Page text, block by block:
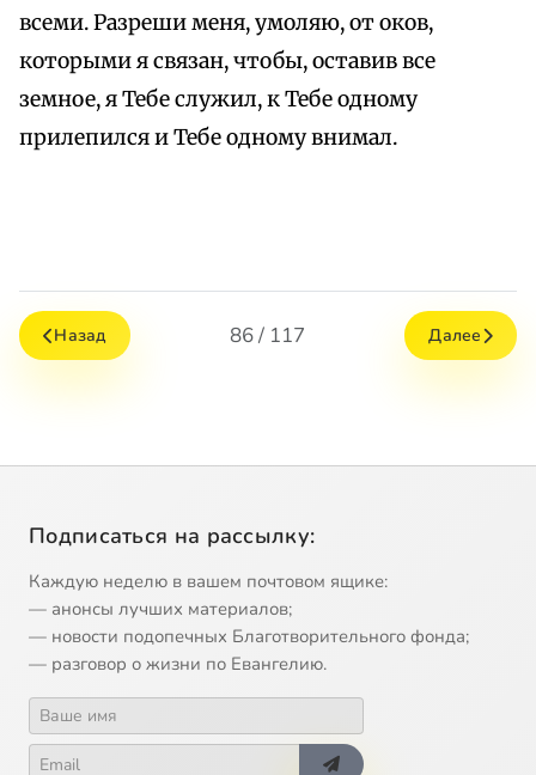
всеми. Разреши меня, умоляю, от оков,
которыми я связан, чтобы, оставив все
земное, я Тебе служил, к Тебе одному
прилепился и Тебе одному внимал.
Назад 86 / 117 Далее
Подписаться на рассылку:
Каждую неделю в вашем почтовом ящике:
— анонсы лучших материалов;
— новости подопечных Благотворительного фонда;
— разговор о жизни по Евангелию.